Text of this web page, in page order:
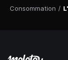
Consommation /